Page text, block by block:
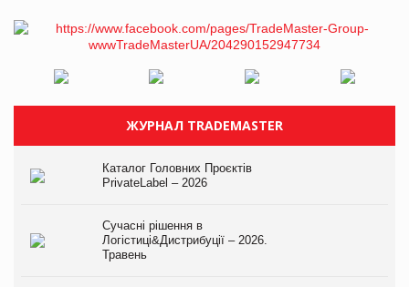
ЖУРНАЛ TRADEMASTER
Каталог Головних Проєктів
PrivateLabel – 2026
Сучасні рішення в
Логістиці&Дистрибуції – 2026.
Травень